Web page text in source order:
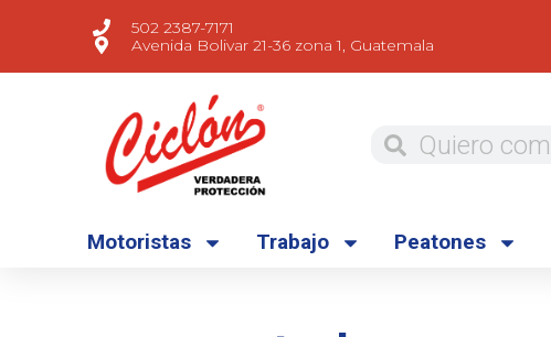
502 2387-7171
Avenida Bolivar 21-36 zona 1, Guatemala
Motoristas Trabajo Peatones